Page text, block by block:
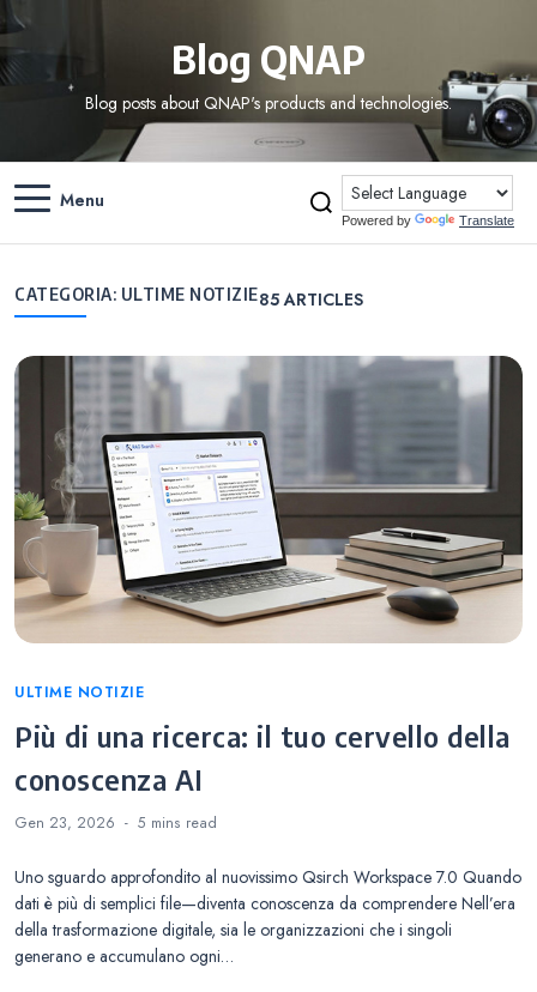
Blog QNAP
Blog posts about QNAP's products and technologies.
Menu
Powered by Translate
CATEGORIA: ULTIME NOTIZIE85ARTICLES
Categories
ULTIME NOTIZIE
Più di una ricerca: il tuo cervello della
conoscenza AI
Gen 23, 2026 5 mins read
Uno sguardo approfondito al nuovissimo Qsirch Workspace 7.0 Quando
dati è più di semplici file—diventa conoscenza da comprendere Nell’era
della trasformazione digitale, sia le organizzazioni che i singoli
generano e accumulano ogni…